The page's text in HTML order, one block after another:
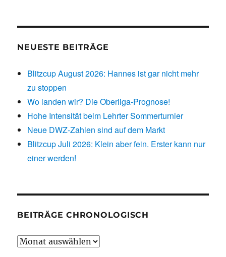
NEUESTE BEITRÄGE
Blitzcup August 2026: Hannes ist gar nicht mehr
zu stoppen
Wo landen wir? Die Oberliga-Prognose!
Hohe Intensität beim Lehrter Sommerturnier
Neue DWZ-Zahlen sind auf dem Markt
Blitzcup Juli 2026: Klein aber fein. Erster kann nur
einer werden!
BEITRÄGE CHRONOLOGISCH
Beiträge